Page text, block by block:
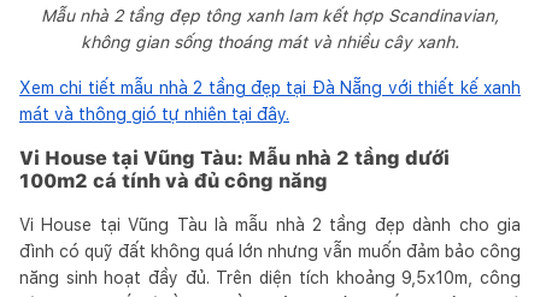
Mẫu nhà 2 tầng đẹp tông xanh lam kết hợp Scandinavian,
không gian sống thoáng mát và nhiều cây xanh.
Xem chi tiết mẫu nhà 2 tầng đẹp tại Đà Nẵng với thiết kế xanh
mát và thông gió tự nhiên tại đây.
Vi House tại Vũng Tàu: Mẫu nhà 2 tầng dưới
100m2 cá tính và đủ công năng
Vi House tại Vũng Tàu là mẫu nhà 2 tầng đẹp dành cho gia
đình có quỹ đất không quá lớn nhưng vẫn muốn đảm bảo công
năng sinh hoạt đầy đủ. Trên diện tích khoảng 9,5x10m, công